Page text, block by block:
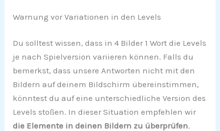
Warnung vor Variationen in den Levels
Du solltest wissen, dass in 4 Bilder 1 Wort die Levels
je nach Spielversion variieren können. Falls du
bemerkst, dass unsere Antworten nicht mit den
Bildern auf deinem Bildschirm übereinstimmen,
könntest du auf eine unterschiedliche Version des
Levels stoßen. In dieser Situation empfehlen wir
die Elemente in deinen Bildern zu überprüfen.